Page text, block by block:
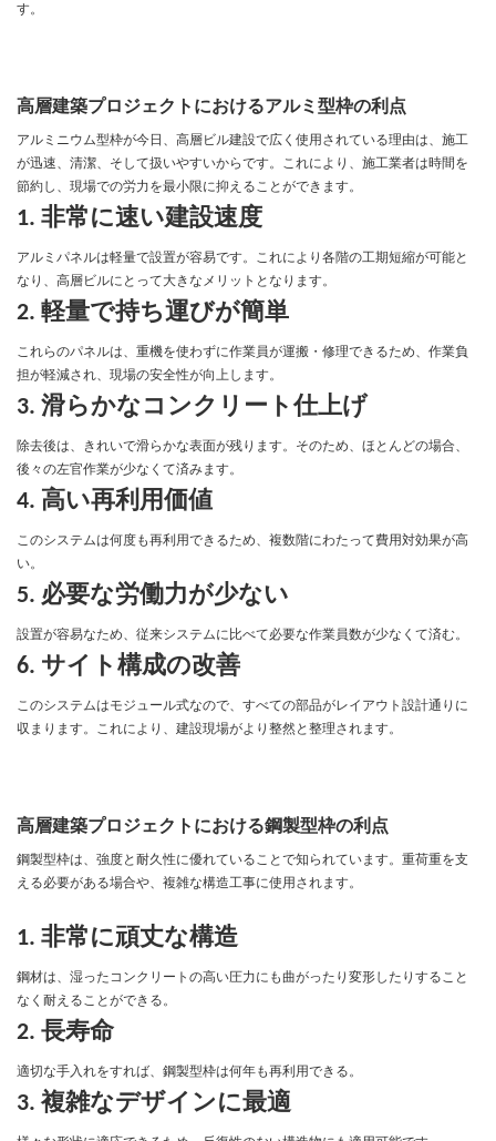
す。
高層建築プロジェクトにおけるアルミ型枠の利点
アルミニウム型枠が今日、高層ビル建設で広く使用されている理由は、施工
が迅速、清潔、そして扱いやすいからです。これにより、施工業者は時間を
節約し、現場での労力を最小限に抑えることができます。
1. 非常に速い建設速度
アルミパネルは軽量で設置が容易です。これにより各階の工期短縮が可能と
なり、高層ビルにとって大きなメリットとなります。
2. 軽量で持ち運びが簡単
これらのパネルは、重機を使わずに作業員が運搬・修理できるため、作業負
担が軽減され、現場の安全性が向上します。
3. 滑らかなコンクリート仕上げ
除去後は、きれいで滑らかな表面が残ります。そのため、ほとんどの場合、
後々の左官作業が少なくて済みます。
4. 高い再利用価値
このシステムは何度も再利用できるため、複数階にわたって費用対効果が高
い。
5. 必要な労働力が少ない
設置が容易なため、従来システムに比べて必要な作業員数が少なくて済む。
6. サイト構成の改善
このシステムはモジュール式なので、すべての部品がレイアウト設計通りに
収まります。これにより、建設現場がより整然と整理されます。
高層建築プロジェクトにおける鋼製型枠の利点
鋼製型枠は、強度と耐久性に優れていることで知られています。重荷重を支
える必要がある場合や、複雑な構造工事に使用されます。
1. 非常に頑丈な構造
鋼材は、湿ったコンクリートの高い圧力にも曲がったり変形したりすること
なく耐えることができる。
2. 長寿命
適切な手入れをすれば、鋼製型枠は何年も再利用できる。
3. 複雑なデザインに最適